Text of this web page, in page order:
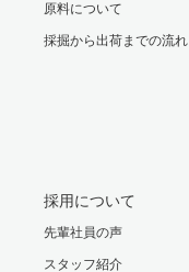
原料について
採掘から出荷までの流れ
採用について
先輩社員の声
スタッフ紹介